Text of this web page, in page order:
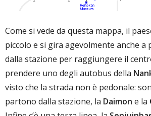
Come si vede da questa mappa, il
piccolo e si gira agevolmente anche a
dalla stazione per raggiungere il
prendere uno degli autobus della
visto che la strada non è pedonale:
partono dalla stazione, la Daimon e la